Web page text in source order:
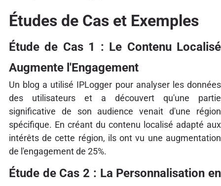
Études de Cas et Exemples
Étude de Cas 1 : Le Contenu Localisé
Augmente l'Engagement
Un blog a utilisé IPLogger pour analyser les données
des utilisateurs et a découvert qu'une partie
significative de son audience venait d'une région
spécifique. En créant du contenu localisé adapté aux
intérêts de cette région, ils ont vu une augmentation
de l'engagement de 25%.
Étude de Cas 2 : La Personnalisation en